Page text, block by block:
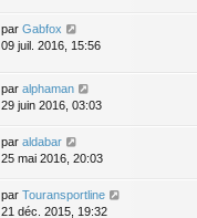
par Gabfox
09 juil. 2016, 15:56
par alphaman
29 juin 2016, 03:03
par aldabar
25 mai 2016, 20:03
par Touransportline
21 déc. 2015, 19:32